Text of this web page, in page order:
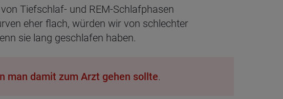
Tiefschlaf- und REM-Schlafphasen
eher flach, würden wir von schlechter
sie lang geschlafen haben.
man damit zum Arzt gehen sollte.